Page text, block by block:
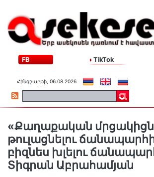
FB TikTok
Հինգշաբթի, 06.08.2026
«Քաղաքական
թուլացնելու
բիզնես խլելու
Տիգրան Աբրահամյան